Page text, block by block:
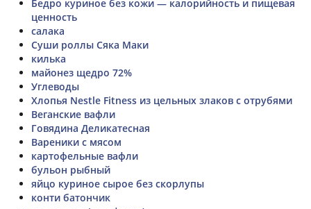
Бедро куриное без кожи — калорийность и пищевая
ценность
салака
Суши роллы Сяка Маки
килька
майонез щедро 72%
Углеводы
Хлопья Nestle Fitness из цельных злаков с отрубями
Веганские вафли
Говядина Деликатесная
Вареники с мясом
картофельные вафли
бульон рыбный
яйцо куриное сырое без скорлупы
конти батончик